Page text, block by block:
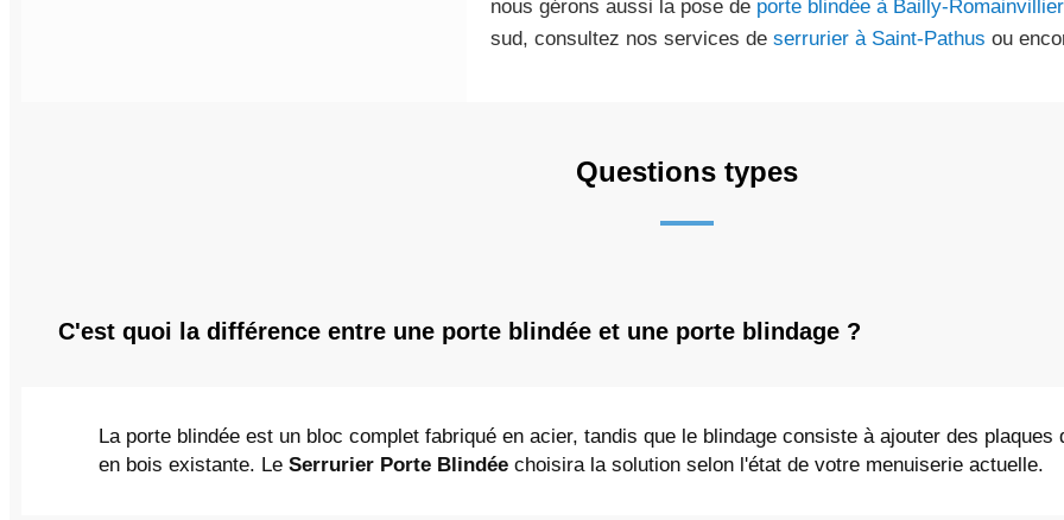
nous gérons aussi la pose de porte blindée à Bailly-
sud, consultez nos services de serrurier à Saint-Pathus ou
Questions types
C'est quoi la différence entre une porte blindée et une porte blindage ?
La porte blindée est un bloc complet fabriqué en acier, tandis que le blindage consiste à ajouter des plaques
en bois existante. Le Serrurier Porte Blindée choisira la solution selon l'état de votre menuiserie actuelle.